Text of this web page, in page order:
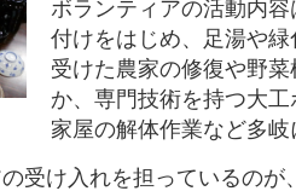
ボランティアの活動内
付けをはじめ、足湯や
受けた農家の修復や野
か、専門技術を持つ大
家屋の解体作業など多
受け入れを担っているのが